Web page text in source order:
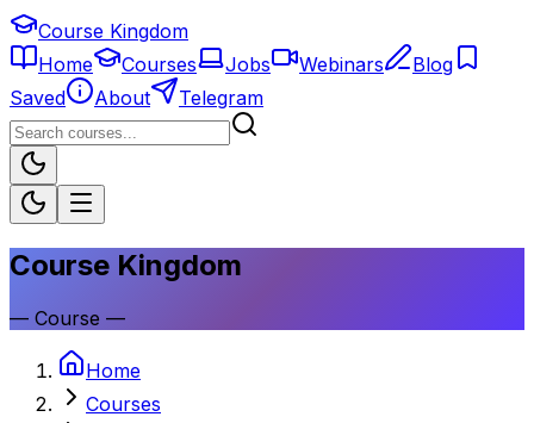
Course Kingdom
Home
Courses Jobs Webinars
Blog
Saved
About Telegram
Course Kingdom
— Course —
Home
Courses